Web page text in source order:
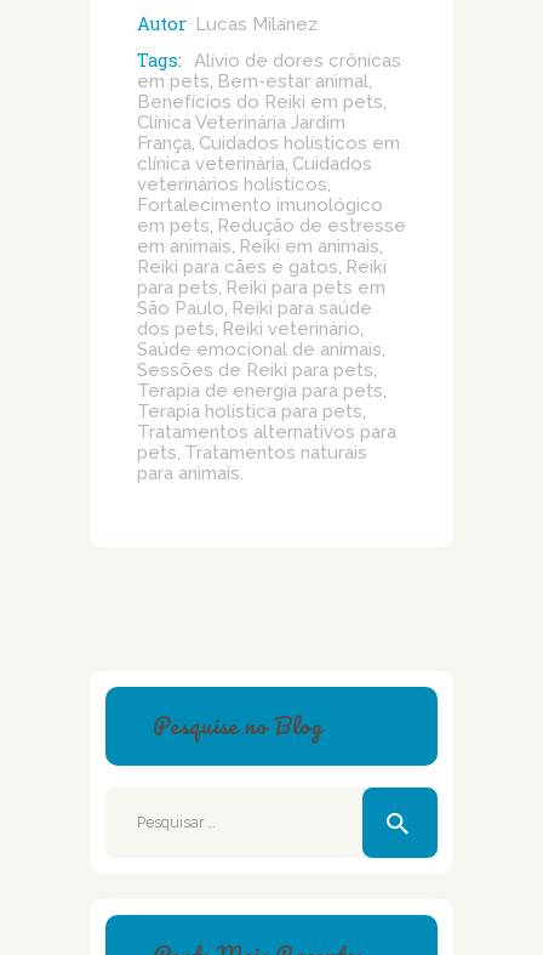
Autor Lucas Milanez
Tags: Alívio de dores crônicas
em pets Bem-estar animal
Benefícios do Reiki em pets
Clínica Veterinária Jardim
França Cuidados holísticos em
clínica veterinária Cuidados
veterinários holísticos
Fortalecimento imunológico
em pets Redução de estresse
em animais Reiki em animais
Reiki para cães e gatos Reiki
para pets Reiki para pets em
São Paulo Reiki para saúde
dos pets Reiki veterinário
Saúde emocional de animais
Sessões de Reiki para pets
Terapia de energia para pets
Terapia holística para pets
Tratamentos alternativos para
pets Tratamentos naturais
para animais.
Pesquise no Blog